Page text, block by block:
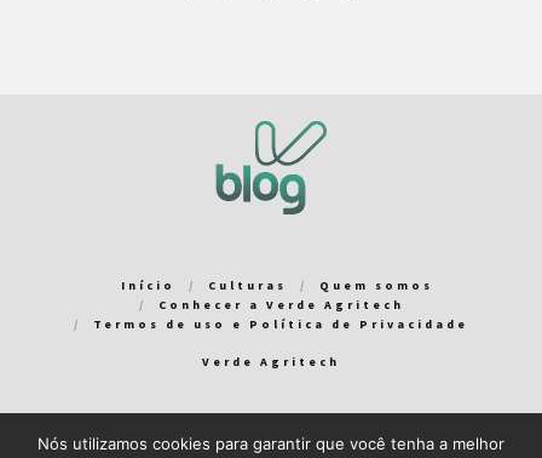
Início Culturas
Quem somos
Conhecer a Verde Agritech
Termos de uso e Política de Privacidade
Verde Agritech
Nós utilizamos cookies para garantir que você tenha a melhor